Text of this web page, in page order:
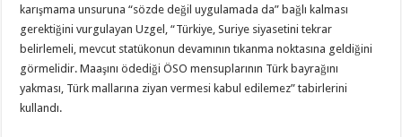
karışmama unsuruna “sözde değil uygulamada da” bağlı kalması
gerektiğini vurgulayan Uzgel, “Türkiye, Suriye siyasetini tekrar
belirlemeli, mevcut statükonun devamının tıkanma noktasına geldiğini
görmelidir. Maaşını ödediği ÖSO mensuplarının Türk bayrağını
yakması, Türk mallarına ziyan vermesi kabul edilemez” tabirlerini
kullandı.